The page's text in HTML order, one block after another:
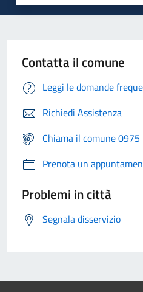
Contatta il comune
Leggi le domande
Richiedi Assistenza
Chiama il comune
Prenota un
Problemi in città
Segnala disservizio